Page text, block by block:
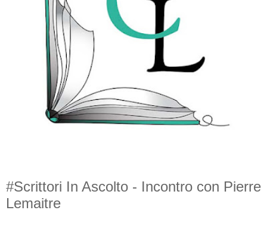
#Scrittori In Ascolto - Incontro con Pierre
Lemaitre